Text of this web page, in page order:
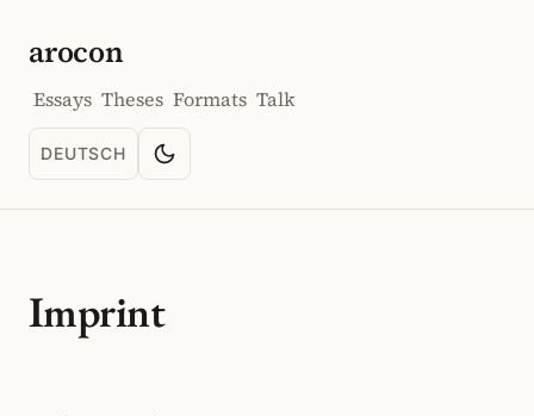
arocon
Essays Theses Formats Talk
DEUTSCH
SPRACHE: DEUTSCH
Toggle color scheme
Imprint